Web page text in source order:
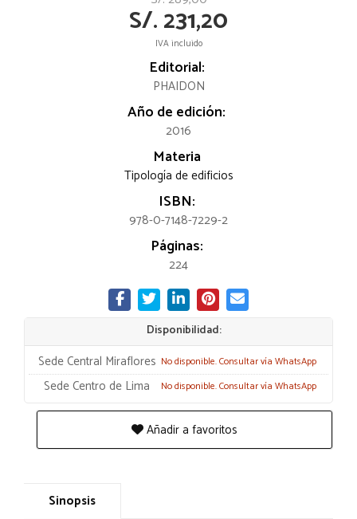
S/. 231,20
IVA incluido
Editorial:
PHAIDON
Año de edición:
2016
Materia
Tipología de edificios
ISBN:
978-0-7148-7229-2
Páginas:
224
Disponibilidad:
Sede Central Miraflores No disponible. Consultar vía WhatsApp
Sede Centro de Lima No disponible. Consultar vía WhatsApp
Añadir a favoritos
Sinopsis